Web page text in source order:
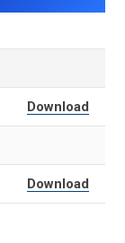
Download
Download